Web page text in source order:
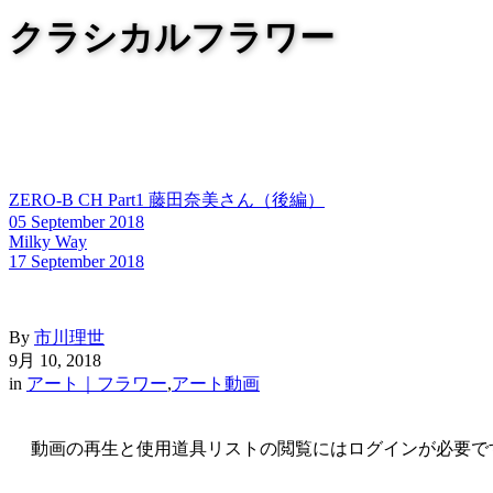
クラシカルフラワー
ZERO-B CH Part1 藤田奈美さん（後編）
05 September 2018
Milky Way
17 September 2018
By 市川理世
9月 10, 2018
in アート｜フラワー,アート動画
動画の再生と使用道具リストの閲覧にはログインが必要で